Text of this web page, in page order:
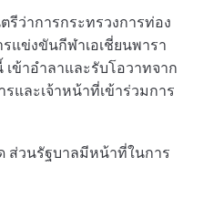
ว่าการกระทรวงการท่อง
แข่งขันกีฬาเอเชี่ยนพารา
เข้าอำลาและรับโอวาทจาก
และเจ้าหน้าที่เข้าร่วมการ
ส่วนรัฐบาลมีหน้าที่ในการ